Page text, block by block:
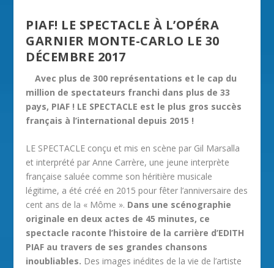
PIAF! LE SPECTACLE À L’OPÉRA
GARNIER MONTE-CARLO LE 30
DÉCEMBRE 2017
Avec plus de 300 représentations et le cap du
million de spectateurs franchi dans plus de 33
pays, PIAF ! LE SPECTACLE est le plus gros succès
français à l’international depuis 2015 !
LE SPECTACLE conçu et mis en scène par Gil Marsalla
et interprété par Anne Carrère, une jeune interprète
française saluée comme son héritière musicale
légitime, a été créé en 2015 pour fêter l’anniversaire des
cent ans de la « Môme ». Dans une scénographie
originale en deux actes de 45 minutes, ce
spectacle raconte l’histoire de la carrière d’EDITH
PIAF au travers de ses grandes chansons
inoubliables. Des images inédites de la vie de l’artiste